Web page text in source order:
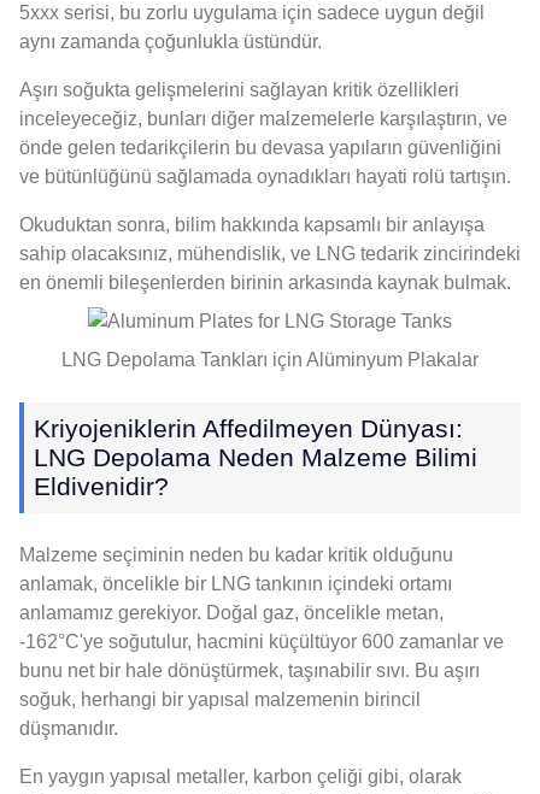
5xxx serisi, bu zorlu uygulama için sadece uygun değil
aynı zamanda çoğunlukla üstündür.
Aşırı soğukta gelişmelerini sağlayan kritik özellikleri
inceleyeceğiz, bunları diğer malzemelerle karşılaştırın, ve
önde gelen tedarikçilerin bu devasa yapıların güvenliğini
ve bütünlüğünü sağlamada oynadıkları hayati rolü tartışın.
Okuduktan sonra, bilim hakkında kapsamlı bir anlayışa
sahip olacaksınız, mühendislik, ve LNG tedarik zincirindeki
en önemli bileşenlerden birinin arkasında kaynak bulmak.
LNG Depolama Tankları için Alüminyum Plakalar
Kriyojeniklerin Affedilmeyen Dünyası:
LNG Depolama Neden Malzeme Bilimi
Eldivenidir?
Malzeme seçiminin neden bu kadar kritik olduğunu
anlamak, öncelikle bir LNG tankının içindeki ortamı
anlamamız gerekiyor. Doğal gaz, öncelikle metan,
-162°C'ye soğutulur, hacmini küçültüyor 600 zamanlar ve
bunu net bir hale dönüştürmek, taşınabilir sıvı. Bu aşırı
soğuk, herhangi bir yapısal malzemenin birincil
düşmanıdır.
En yaygın yapısal metaller, karbon çeliği gibi, olarak